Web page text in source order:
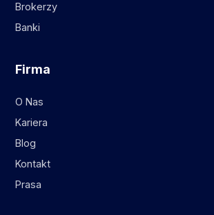
Brokerzy
Banki
Firma
O Nas
Kariera
Blog
Kontakt
Prasa